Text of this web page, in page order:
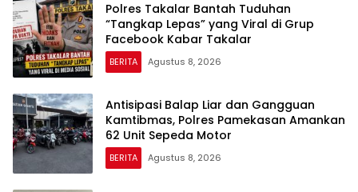
Polres Takalar Bantah Tuduhan
“Tangkap Lepas” yang Viral di Grup
Facebook Kabar Takalar
BERITA Agustus 8, 2026
Antisipasi Balap Liar dan Gangguan
Kamtibmas, Polres Pamekasan Amankan
62 Unit Sepeda Motor
BERITA Agustus 8, 2026